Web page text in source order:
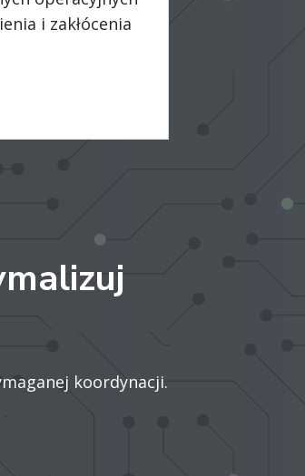
i zakłócenia
koordynacji.